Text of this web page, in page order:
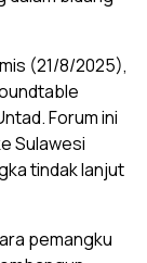
(21/8/2025),
Forum ini
Sulawesi
tindak lanjut
pemangku